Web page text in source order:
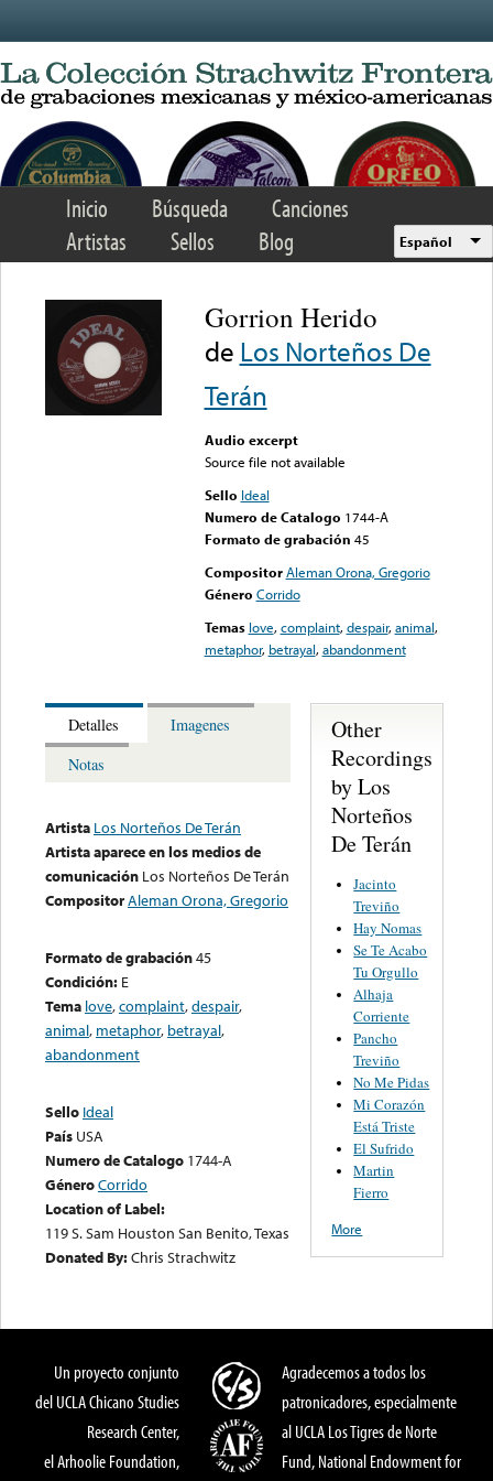
Inicio Búsqueda
Canciones
Artistas
Sellos Blog Español
Gorrion Herido
de Los Norteños De
Terán
Audio excerpt
Source file not available
Sello Ideal
Numero de Catalogo 1744-A
Formato de grabación 45
Compositor Aleman Orona, Gregorio
Género Corrido
Temas love,complaint,despair,animal,
metaphor, betrayal,abandonment
Detalles
Imagenes
Notas
Artista Los Norteños De Terán
Artista aparece en los medios de
comunicación Los Norteños De Terán
CompositorAleman Orona, Gregorio
Formato de grabación45
Condición: E
Tema love,complaint,despair,
animal, metaphor, betrayal,
abandonment
Sello Ideal
País USA
Numero de Catalogo 1744-A
GéneroCorrido
Location of Label:
119 S. Sam Houston San Benito, Texas
Donated By:Chris Strachwitz
Other
Recordings
by Los
Norteños
De Terán
Jacinto
Treviño
Hay Nomas
Se Te Acabo
Tu Orgullo
Alhaja
Corriente
Pancho
Treviño
No Me Pidas
Mi Corazón
Está Triste
El Sufrido
Martin
Fierro
More
Un proyecto conjunto
del UCLA Chicano Studies
Research Center,
el Arhoolie Foundation,
Agradecemos a todos los
patronicadores, especialmente
al UCLA Los Tigres de Norte
Fund, National Endowment for